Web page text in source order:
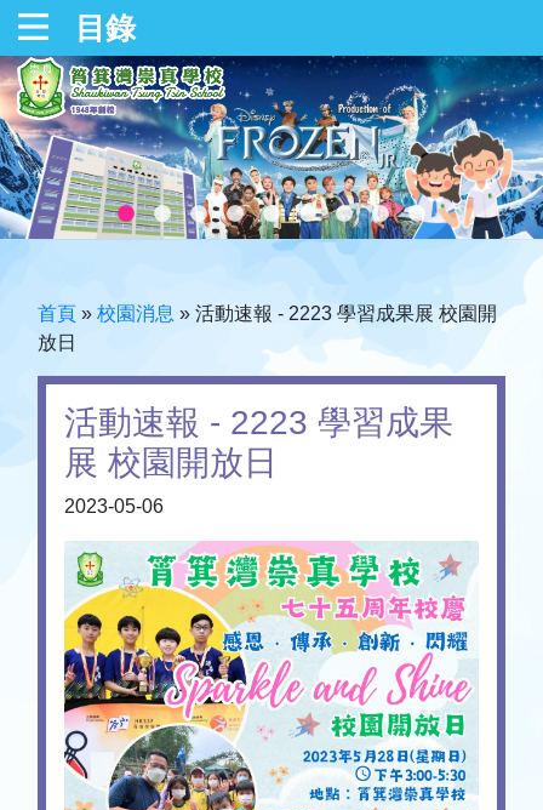
目錄
首頁 » 校園消息 » 活動速報 - 2223 學習成果展 校園開
放日
活動速報 - 2223 學習成果
展 校園開放日
2023-05-06